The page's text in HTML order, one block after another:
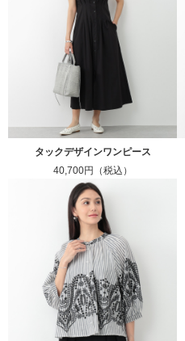
タックデザインワンピース
40,700円（税込）